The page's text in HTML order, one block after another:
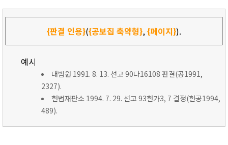
{판결 인용}({공보집 축약형},{페이지}).
예시
대법원 1991. 8. 13. 선고 90다16108 판결(공1991,
2327).
헌법재판소 1994. 7. 29. 선고 93헌가3, 7 결정(헌공1994,
489).